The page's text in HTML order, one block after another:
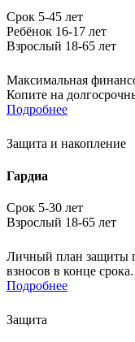
Срок 5-45 лет
Ребёнок 16-17 лет
Взрослый 18-65 лет
Максимальная
Копите на
Подробнее
Защита и накопление
Гардиа
Срок 5-30 лет
Взрослый 18-65 лет
Личный план защиты
взносов в конце срока.
Подробнее
Защита